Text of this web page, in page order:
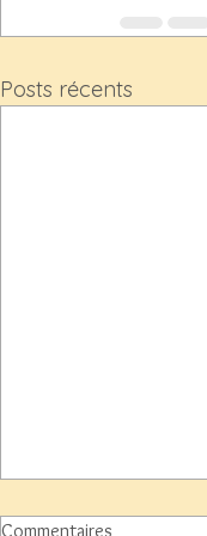
Posts récents
Commentaires